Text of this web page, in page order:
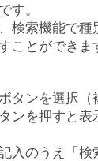
す。
検索機能で種
ことができま
タンを選択（
ンを押すと表
入のうえ「検